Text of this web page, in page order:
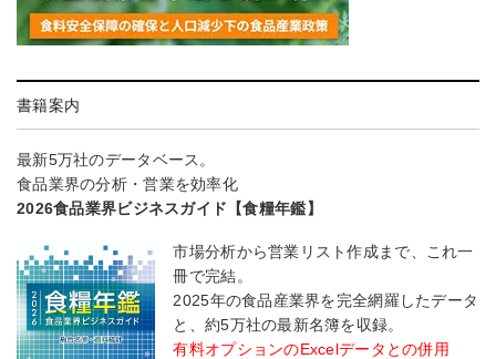
書籍案内
最新5万社のデータベース。
食品業界の分析・営業を効率化
2026食品業界ビジネスガイド【食糧年鑑】
市場分析から営業リスト作成まで、これ一
冊で完結。
2025年の食品産業界を完全網羅したデータ
と、約5万社の最新名簿を収録。
有料オプションのExcelデータとの併用